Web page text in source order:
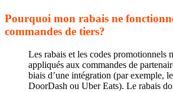
Pourquoi mon rabais ne
commandes de tiers?
Les rabais et les codes promotionnels
appliqués aux commandes de
biais d’une intégration (par exemple,
DoorDash ou Uber Eats). Le rabais